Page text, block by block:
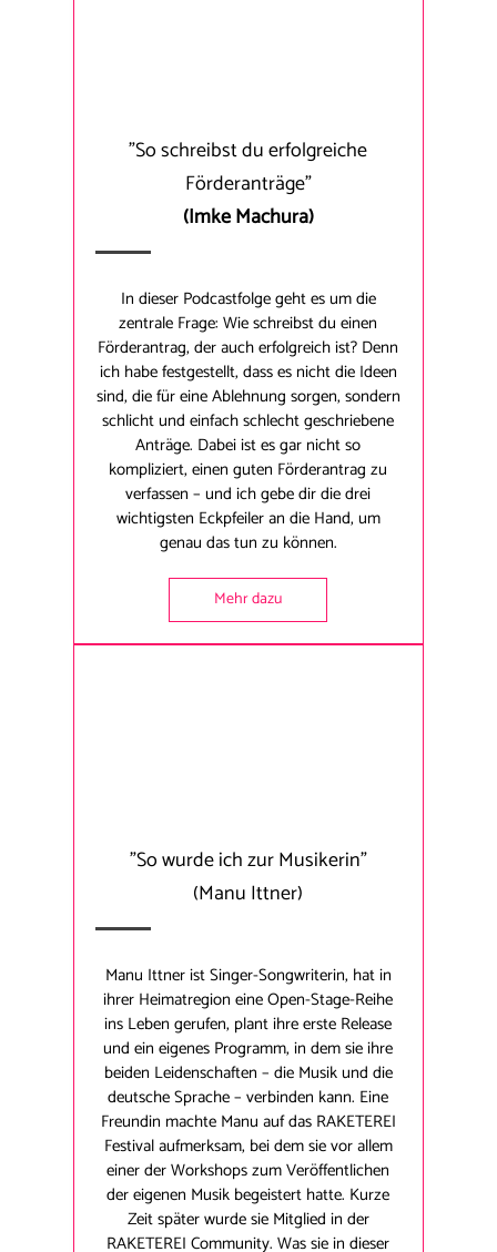
"So schreibst du erfolgreiche
Förderanträge"
(Imke Machura)
In dieser Podcastfolge geht es um die
zentrale Frage: Wie schreibst du einen
Förderantrag, der auch erfolgreich ist? Denn
ich habe festgestellt, dass es nicht die Ideen
sind, die für eine Ablehnung sorgen, sondern
schlicht und einfach schlecht geschriebene
Anträge. Dabei ist es gar nicht so
kompliziert, einen guten Förderantrag zu
verfassen – und ich gebe dir die drei
wichtigsten Eckpfeiler an die Hand, um
genau das tun zu können.
Mehr dazu
"So wurde ich zur Musikerin"
(Manu Ittner)
Manu Ittner ist Singer-Songwriterin, hat in
ihrer Heimatregion eine Open-Stage-Reihe
ins Leben gerufen, plant ihre erste Release
und ein eigenes Programm, in dem sie ihre
beiden Leidenschaften – die Musik und die
deutsche Sprache – verbinden kann. Eine
Freundin machte Manu auf das RAKETEREI
Festival aufmerksam, bei dem sie vor allem
einer der Workshops zum Veröffentlichen
der eigenen Musik begeistert hatte. Kurze
Zeit später wurde sie Mitglied in der
RAKETEREI Community. Was sie in dieser